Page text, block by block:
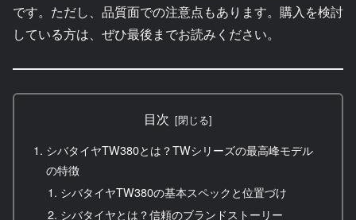
です。ただし、品質面での注意点もあります。購入を検討
している方は、ぜひ最後までお読みください。
目次
シバタイヤTW380とは？TWシリーズの最高峰モデル
の特徴
シバタイヤTW380の基本スペックと位置づけ
シバタイヤとは？信頼のブランドストーリー